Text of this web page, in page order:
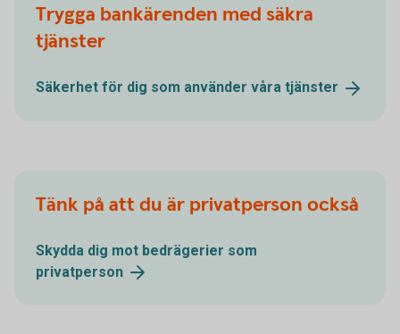
Trygga bankärenden med säkra
tjänster
Säkerhet för dig som använder våra tjänster
Tänk på att du är privatperson också
Skydda dig mot bedrägerier som
privatperson